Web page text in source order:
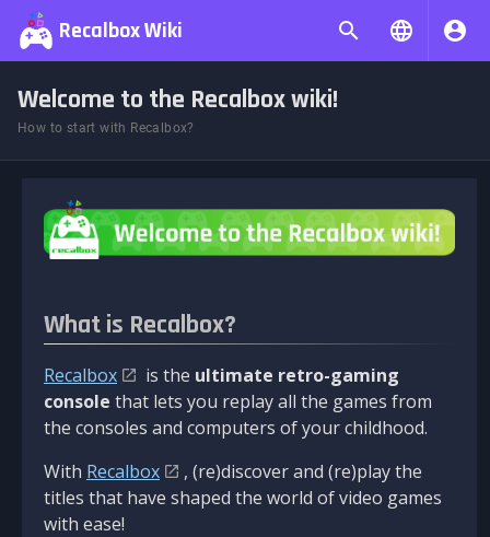
Recalbox Wiki
Welcome to the Recalbox wiki!
How to start with Recalbox?
What is Recalbox?
Recalbox is the ultimate retro-gaming
console that lets you replay all the games from
the consoles and computers of your childhood.
With Recalbox
, (re)discover and (re)play the
titles that have shaped the world of video games
with ease!